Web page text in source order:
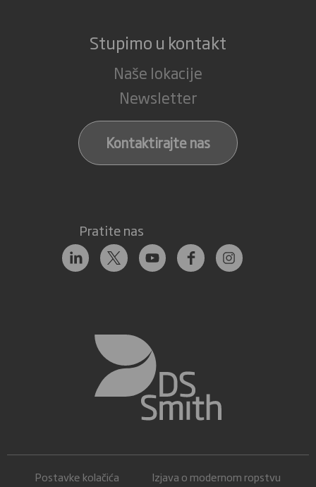
Stupimo u kontakt
Naše lokacije
Newsletter
Kontaktirajte nas
Pratite nas
Postavke kolačića Izjava o modernom ropstvu